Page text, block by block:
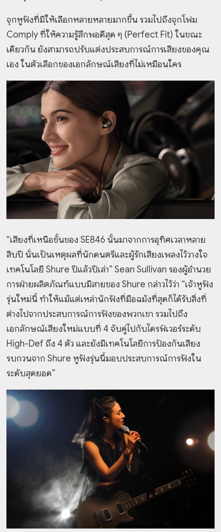
จุกหูฟังที่มีให้เลือกหลายหลายมากขึ้น รวมไปถึงจุกโฟม
Comply ที่ให้ความรู้สึกพอดีสุด ๆ (Perfect Fit) ในขณะ
เดียวกัน ยังสามารถปรับแต่งประสบการณ์การเสียงของคุณ
เอง ในตัวเลือกของเอกลักษณ์เสียงที่ไม่เหมือนใคร
“เสียงที่เหนือชั้นของ SE846 นั้นมาจากการอุทิศเวลาหลาย
สิบปี นั่นเป็นเหตุผลที่นักดนตรีและผู้รักเสียงเพลงไว้วางใจ
เทคโนโลยี Shure ปีแล้วปีเล่า” Sean Sullivan รองผู้อำนวย
การฝ่ายผลิตภัณฑ์แบบมีสายของ Shure กล่าวไว้ว่า “เจ้าหูฟัง
รุ่นใหม่นี้ ทำให้แม้แต่เหล่านักฟังที่มือฉมังที่สุดก็ได้รับสิ่งที่
ต่างไปจากประสบการณ์การฟังของพวกเขา รวมไปถึง
เอกลักษณ์เสียงใหม่แบบที่ 4 จับคู่ไปกับไดรฟ์เวอร์ระดับ
High-Def ถึง 4 ตัว และยังมีเทคโนโลยีการป้องกันเสียง
รบกวนจาก Shure หูฟังรุ่นนี้มอบประสบการณ์การฟังใน
ระดับสุดยอด”